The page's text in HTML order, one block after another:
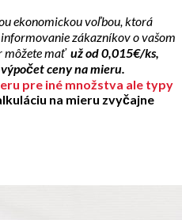
ekonomickou voľbou, ktorá
zákazníkov o vašom
môžete mať už od 0,015€/ks,
ceny na mieru.
pre iné množstva ale typy
na mieru zvyčajne